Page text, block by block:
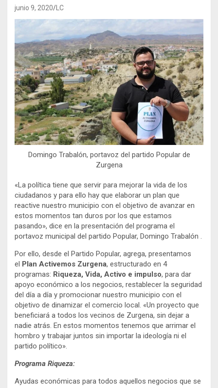
junio 9, 2020 LC
Domingo Trabalón, portavoz del partido Popular de
Zurgena
«La política tiene que servir para mejorar la vida de los
ciudadanos y para ello hay que elaborar un plan que
reactive nuestro municipio con el objetivo de avanzar en
estos momentos tan duros por los que estamos
pasando», dice en la presentación del programa el
portavoz municipal del partido Popular, Domingo Trabalón .
Por ello, desde el Partido Popular, agrega, presentamos
el Plan Activemos Zurgena, estructurado en 4
programas: Riqueza, Vida, Activo e impulso, para dar
apoyo económico a los negocios, restablecer la seguridad
del día a día y promocionar nuestro municipio con el
objetivo de dinamizar el comercio local. «Un proyecto que
beneficiará a todos los vecinos de Zurgena, sin dejar a
nadie atrás. En estos momentos tenemos que arrimar el
hombro y trabajar juntos sin importar la ideología ni el
partido político».
Programa Riqueza:
Ayudas económicas para todos aquellos negocios que se